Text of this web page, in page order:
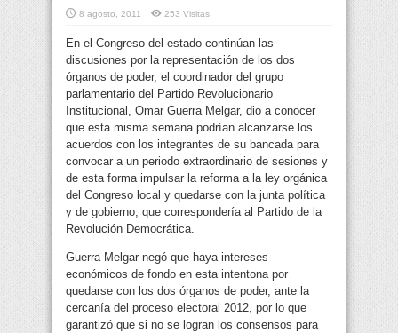
8 agosto, 2011 253 Visitas
En el Congreso del estado continúan las
discusiones por la representación de los dos
órganos de poder, el coordinador del grupo
parlamentario del Partido Revolucionario
Institucional, Omar Guerra Melgar, dio a conocer
que esta misma semana podrían alcanzarse los
acuerdos con los integrantes de su bancada para
convocar a un periodo extraordinario de sesiones y
de esta forma impulsar la reforma a la ley orgánica
del Congreso local y quedarse con la junta política
y de gobierno, que correspondería al Partido de la
Revolución Democrática.
Guerra Melgar negó que haya intereses
económicos de fondo en esta intentona por
quedarse con los dos órganos de poder, ante la
cercanía del proceso electoral 2012, por lo que
garantizó que si no se logran los consensos para